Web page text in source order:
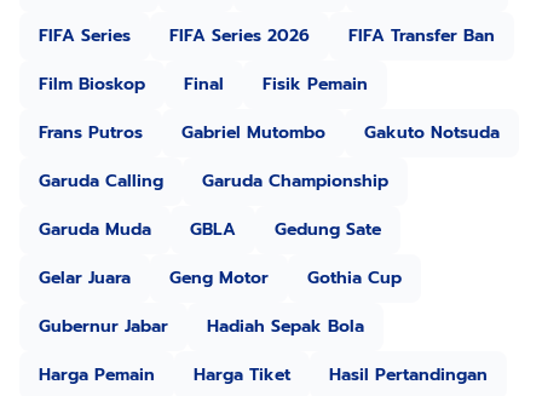
FIFA Series
FIFA Series 2026
FIFA Transfer Ban
Film Bioskop
Final
Fisik Pemain
Frans Putros
Gabriel Mutombo
Gakuto Notsuda
Garuda Calling
Garuda Championship
Garuda Muda
GBLA
Gedung Sate
Gelar Juara
Geng Motor
Gothia Cup
Gubernur Jabar
Hadiah Sepak Bola
Harga Pemain
Harga Tiket
Hasil Pertandingan